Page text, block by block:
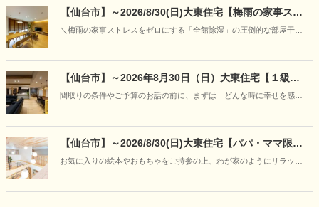
模型をとおして、分かりやすくご案内いたします。
【仙台市】～2026/8/30(日)大東住宅【梅雨の家事スト
レスをゼロに】「朝にはカラッと、ニオイもな
＼梅雨の家事ストレスをゼロにする「全館除湿」の圧倒的な部屋干し
【仙台市】～2026年8月30日（日）大東住宅【１級建
築士と紡ぐ家づくり】「あなただけの『美しい日常』
間取りの条件やご予算のお話の前に、まずは「どんな時に幸せを感じ
【仙台市】～2026/8/30(日)大東住宅【パパ・ママ限
定】キッズデザイン賞受賞の住まいを貸し切り体験
お気に入りの絵本やおもちゃをご持参の上、わが家のようにリラック